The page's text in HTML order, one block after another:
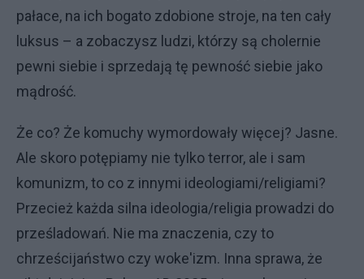
pałace, na ich bogato zdobione stroje, na ten cały
luksus – a zobaczysz ludzi, którzy są cholernie
pewni siebie i sprzedają tę pewność siebie jako
mądrość.
Że co? Że komuchy wymordowały więcej? Jasne.
Ale skoro potępiamy nie tylko terror, ale i sam
komunizm, to co z innymi ideologiami/religiami?
Przecież każda silna ideologia/religia prowadzi do
prześladowań. Nie ma znaczenia, czy to
chrześcijaństwo czy woke'izm. Inna sprawa, że